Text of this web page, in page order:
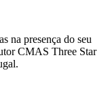
na presença do seu
CMAS Three Star